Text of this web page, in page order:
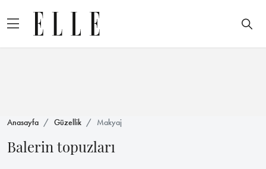
Anasayfa Güzellik Makyaj
Balerin topuzları